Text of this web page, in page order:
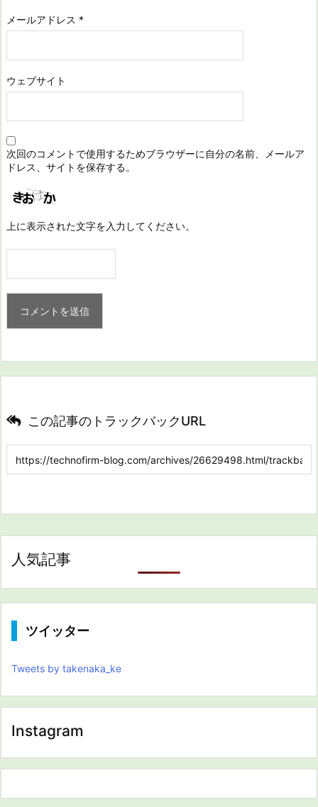
メールアドレス *
ウェブサイト
次回のコメントで使用するためブラウザーに自分の名前、メールア
ドレス、サイトを保存する。
上に表示された文字を入力してください。
この記事のトラックバックURL
人気記事
ツイッター
Tweets by takenaka_ke
Instagram